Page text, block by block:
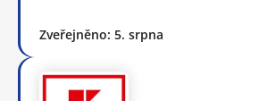
Zveřejněno: 5. srpna